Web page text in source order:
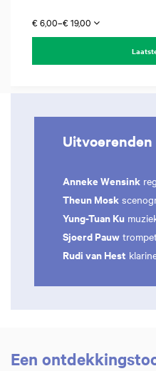
€ 6,00–€ 19,00
Uitvoerenden
Anneke Wensink
Theun Mosk
Yung-Tuan Ku
Sjoerd Pauw
Rudi van Hest
Een